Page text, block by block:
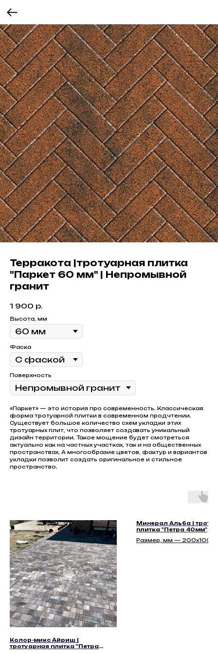
Терракота |тротуарная плитка
"Паркет 60 мм" | Непромывной
гранит
1 900 р.
Высота, мм
Фаска
Поверхность
«Паркет» — это история про современность. Классическая
форма тротуарной плитки в современном продчтении.
Существует большое количество схем укладки этих
тротуарных плит, что позволяет создавать уникальный
дизайн территории. Такое мощение будет смотреться
актуально как на частных участках, так и на общественных
пространствах. А многообразие цветов, фактур и вариантов
укладки позволит создать оригинальное и стильное
пространство.
Колор-микс Айриш |
тротуарная плитка "Петра
Минерал Альба |
плитка "Петра 40мм"
Размер, мм —